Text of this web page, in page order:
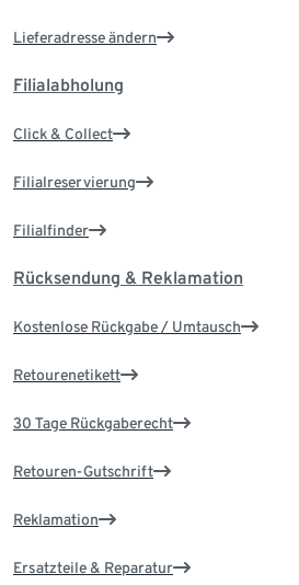
Lieferadresse ändern
Filialabholung
Click & Collect
Filialreservierung
Filialfinder
Rücksendung & Reklamation
Kostenlose Rückgabe / Umtausch
Retourenetikett
30 Tage Rückgaberecht
Retouren-Gutschrift
Reklamation
Ersatzteile & Reparatur